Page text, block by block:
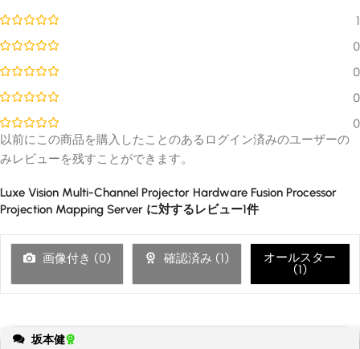
1
0
0
0
0
Luxe Vision Multi-Channel Projector Hardware Fusion Processor
Projection Mapping Server に対するレビュー1件
画像付き (0) 確認済み (1)
オールスター
(1)
坂本健
以前にこの商品を購入したことのあるログイン済みのユーザーの
みレビューを残すことができます。